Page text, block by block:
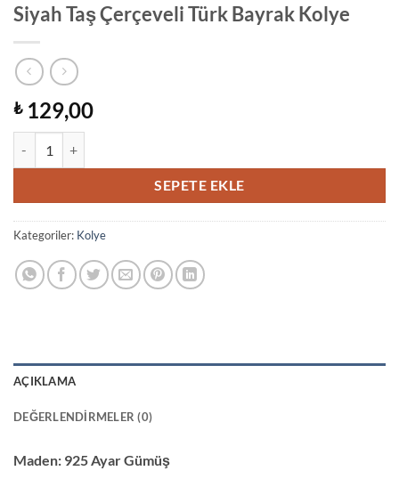
Siyah Taş Çerçeveli Türk Bayrak Kolye
₺129,00
SEPETE EKLE
Kategoriler: Kolye
AÇIKLAMA
DEĞERLENDIRMELER (0)
Maden: 925 Ayar Gümüş